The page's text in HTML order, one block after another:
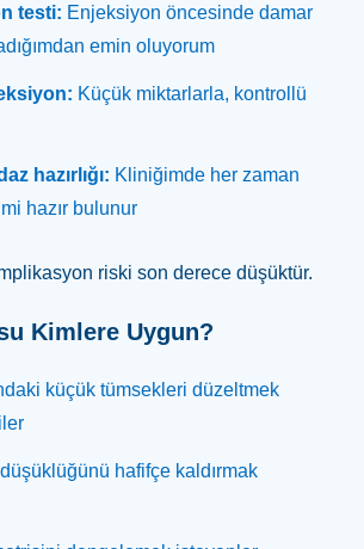
testi: Enjeksiyon öncesinde damar
emin oluyorum
Küçük miktarlarla, kontrollü
hazırlığı: Kliniğimde her zaman
hazır bulunur
riski son derece düşüktür.
Kimlere Uygun?
küçük tümsekleri düzeltmek
hafifçe kaldırmak